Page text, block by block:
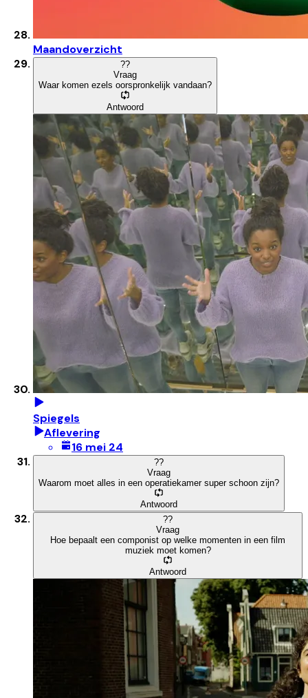
Maandoverzicht
??
Vraag
Waar komen ezels oorspronkelijk vandaan?
Antwoord
Spiegels
Aflevering
16 mei 24
??
Vraag
Waarom moet alles in een operatiekamer super schoon zijn?
Antwoord
??
Vraag
Hoe bepaalt een componist op welke momenten in een film
muziek moet komen?
Antwoord